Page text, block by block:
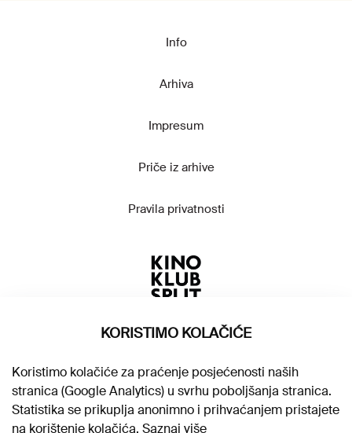
Info
Arhiva
Impresum
Priče iz arhive
Pravila privatnosti
KORISTIMO KOLAČIĆE
Koristimo kolačiće za praćenje posjećenosti naših
stranica (Google Analytics) u svrhu poboljšanja stranica.
Statistika se prikuplja anonimno i prihvaćanjem pristajete
na korištenje kolačića. Saznaj više